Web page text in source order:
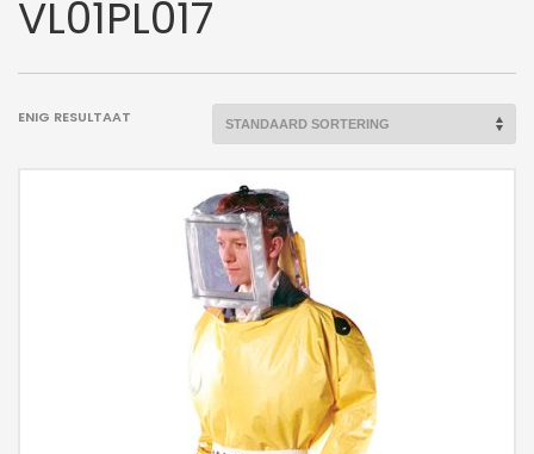
VL01PL017
ENIG RESULTAAT